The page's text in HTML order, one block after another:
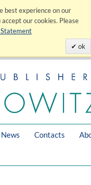
best experience on our
our cookies. Please
ok
News Contacts